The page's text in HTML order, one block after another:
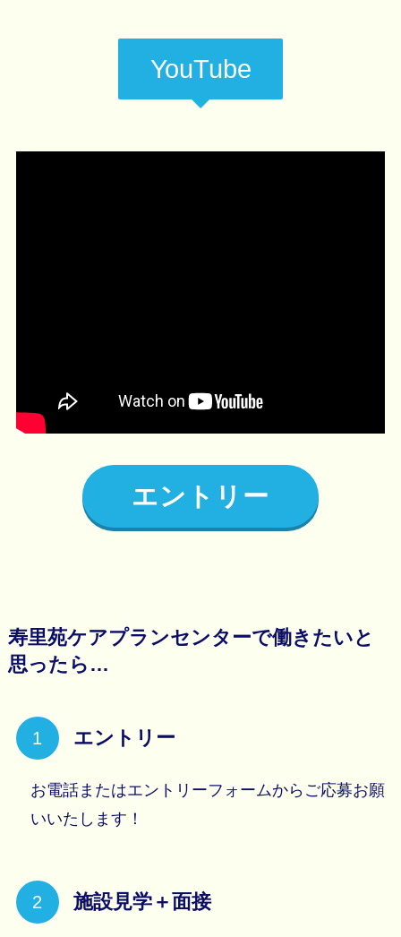
YouTube
エントリー
寿里苑ケアプランセンターで働きたいと
思ったら…
エントリー
お電話またはエントリーフォームからご応募お願
いいたします！
施設見学＋面接